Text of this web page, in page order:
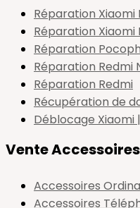
Réparation Xiaomi
Réparation Xiaomi
Réparation
Réparation Redmi
Réparation Redmi
Récupération de
Déblocage Xiaomi
Vente
Accessoires
Accessoires